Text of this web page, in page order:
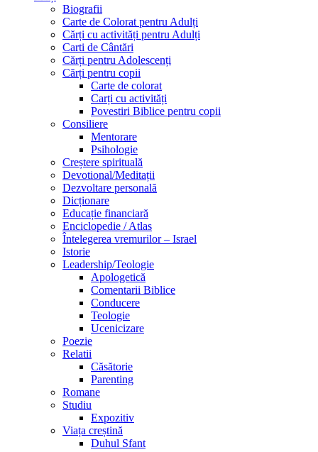
Biografii
Carte de Colorat pentru Adulți
Cărți cu activități pentru Adulți
Carti de Cântări
Cărți pentru Adolescenți
Cărți pentru copii
Carte de colorat
Carți cu activități
Povestiri Biblice pentru copii
Consiliere
Mentorare
Psihologie
Creștere spirituală
Devotional/Meditații
Dezvoltare personală
Dicționare
Educație financiară
Enciclopedie / Atlas
Întelegerea vremurilor – Israel
Istorie
Leadership/Teologie
Apologetică
Comentarii Biblice
Conducere
Teologie
Ucenicizare
Poezie
Relatii
Căsătorie
Parenting
Romane
Studiu
Expozitiv
Viața creștină
Duhul Sfant